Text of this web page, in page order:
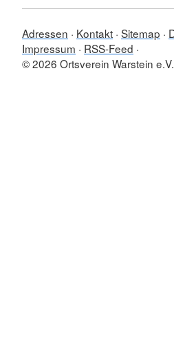
Adressen Kontakt Sitemap
Impressum
RSS-Feed
© 2026 Ortsverein Warstein e.V.